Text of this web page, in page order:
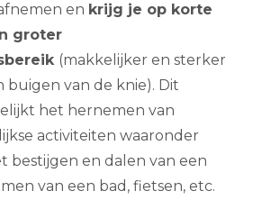
en krijg je op korte
groter
(makkelijker en sterker
buigen van de knie). Dit
het hernemen van
activiteiten waaronder
bestijgen en dalen van een
van een bad, fietsen, etc.